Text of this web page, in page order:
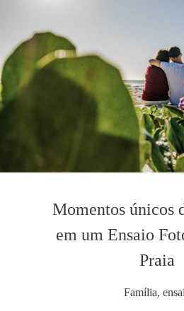
Momentos únicos
em um Ensaio
Praia
Família,